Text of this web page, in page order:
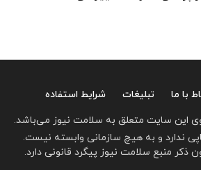
با ما تبلیغات
شرایط استفاده
این سایت متعلق به سلامت نیوز می‌باشد.
ندارد و به هیچ سازمانی وابسته نیست.
ذکر منبع سلامت نیوز پیگرد قانونی دارد.